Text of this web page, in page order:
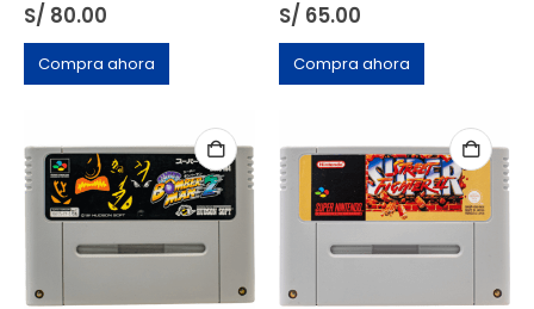
S/ 80.00
Compra ahora
S/ 65.00
Compra ahora